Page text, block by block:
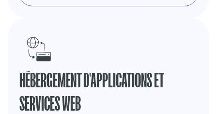
HÉBERGEMENT D'APPLICATIONS ET
SERVICES WEB